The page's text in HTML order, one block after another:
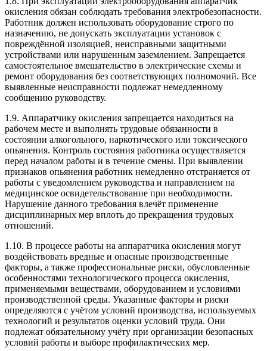
окисления обязан соблюдать требования электробезопасности.
Работник должен использовать оборудование строго по
назначению, не допускать эксплуатации установок с
повреждённой изоляцией, неисправными защитными
устройствами или нарушенным заземлением. Запрещается
самостоятельное вмешательство в электрические схемы и
ремонт оборудования без соответствующих полномочий. Все
выявленные неисправности подлежат немедленному
сообщению руководству.
1.9. Аппаратчику окисления запрещается находиться на
рабочем месте и выполнять трудовые обязанности в
состоянии алкогольного, наркотического или токсического
опьянения. Контроль состояния работника осуществляется
перед началом работы и в течение смены. При выявлении
признаков опьянения работник немедленно отстраняется от
работы с уведомлением руководства и направлением на
медицинское освидетельствование при необходимости.
Нарушение данного требования влечёт применение
дисциплинарных мер вплоть до прекращения трудовых
отношений.
1.10. В процессе работы на аппаратчика окисления могут
воздействовать вредные и опасные производственные
факторы, а также профессиональные риски, обусловленные
особенностями технологического процесса окисления,
применяемыми веществами, оборудованием и условиями
производственной среды. Указанные факторы и риски
определяются с учётом условий производства, используемых
технологий и результатов оценки условий труда. Они
подлежат обязательному учёту при организации безопасных
условий работы и выборе профилактических мер.